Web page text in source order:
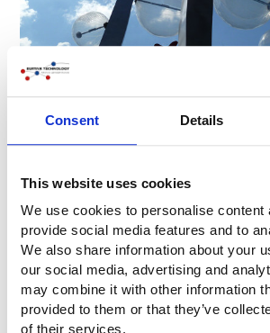
Consent Details
This website uses cookies
We use cookies to personalise content
provide social media features and to
We also share information about your
our social media, advertising and
may combine it with other information
provided to them or that they’ve
of their services.